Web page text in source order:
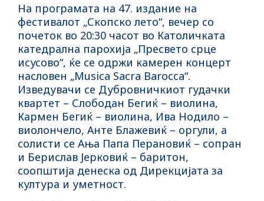
На програмата на 47. издание на
фестивалот „Скопско лето“, вечер со
почеток во 20:30 часот во Католичката
катедрална парохија „Пресвето срце
исусово“, ќе се одржи камерен концерт
насловен „Musica Sacra Barocca“.
Изведувачи се Дубровничкиот гудачки
квартет – Слободан Бегиќ – виолина,
Кармен Бегиќ – виолина, Ива Нодило –
виолончело, Анте Блажевиќ – оргули, а
солисти се Ања Папа Перановиќ – сопран
и Берислав Јерковиќ – баритон,
соопштија денеска од Дирекцијата за
култура и уметност.